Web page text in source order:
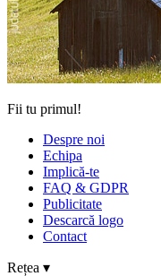
Fii tu primul!
Despre noi
Echipa
Implică-te
FAQ & GDPR
Publicitate
Descarcă logo
Contact
Rețea ▾